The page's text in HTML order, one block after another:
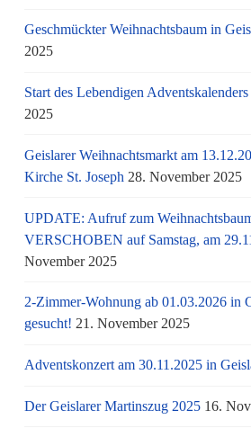
Geschmückter Weihnachtsbaum in
2025
Start des Lebendigen
2025
Geislarer Weihnachtsmarkt am
Kirche St. Joseph 28. November 2025
UPDATE: Aufruf zum
VERSCHOBEN auf Samstag, am
November 2025
2-Zimmer-Wohnung ab 01.03.2026 in
gesucht! 21. November 2025
Adventskonzert am 30.11.2025 in
Der Geislarer Martinszug 2025 16.